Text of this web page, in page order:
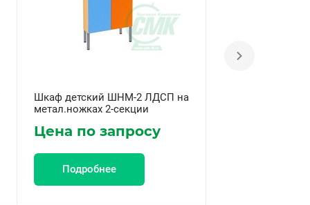
Шкаф детский ШНМ-2 ЛДСП на
метал.ножках 2-секции
Цена по запросу
Подробнее